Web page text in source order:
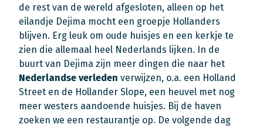
de rest van de wereld afgesloten, alleen op het
eilandje Dejima mocht een groepje Hollanders
blijven. Erg leuk om oude huisjes en een kerkje te
zien die allemaal heel Nederlands lijken. In de
buurt van Dejima zijn meer dingen die naar het
Nederlandse verleden verwijzen, o.a. een Holland
Street en de Hollander Slope, een heuvel met nog
meer westers aandoende huisjes. Bij de haven
zoeken we een restaurantje op. De volgende dag